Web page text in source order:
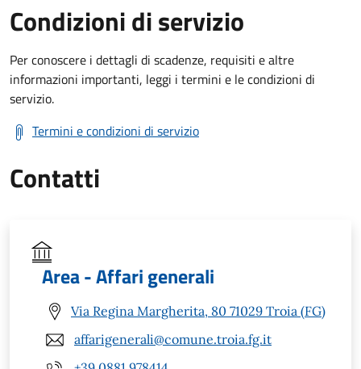
Condizioni di servizio
Per conoscere i dettagli di scadenze, requisiti e altre
informazioni importanti, leggi i termini e le condizioni di
servizio.
Termini e condizioni di servizio
Contatti
Area - Affari generali
Via Regina Margherita, 80 71029 Troia (FG)
affarigenerali@comune.troia.fg.it